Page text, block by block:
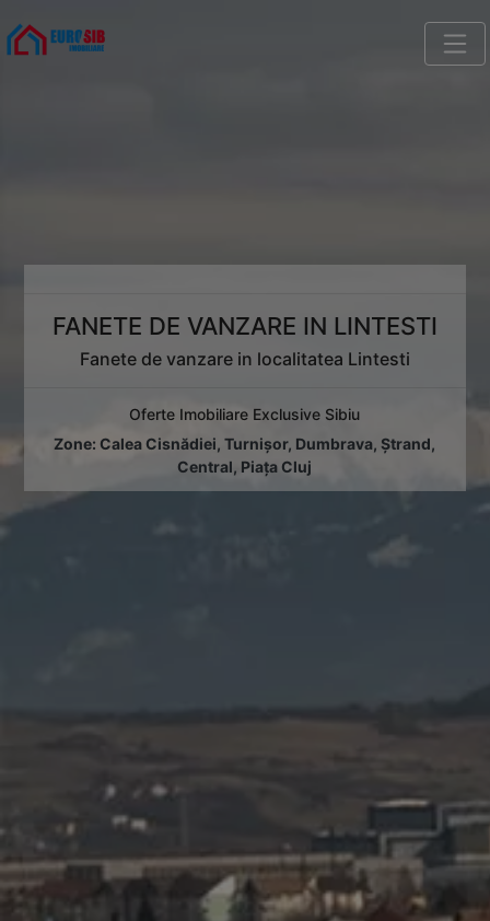
FANETE DE VANZARE IN LINTESTI
Fanete de vanzare in localitatea Lintesti
Oferte Imobiliare Exclusive Sibiu
Zone: Calea Cisnădiei,Turnișor, Dumbrava,Ștrand,
Central, Piața Cluj